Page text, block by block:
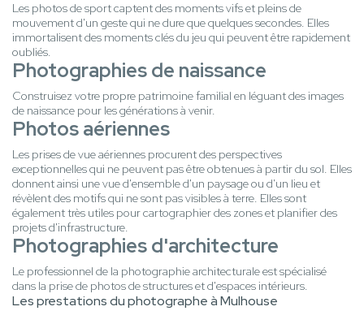
Les photos de sport captent des moments vifs et pleins de
mouvement d'un geste qui ne dure que quelques secondes. Elles
immortalisent des moments clés du jeu qui peuvent être rapidement
oubliés.
Photographies de naissance
Construisez votre propre patrimoine familial en léguant des images
de naissance pour les générations à venir.
Photos aériennes
Les prises de vue aériennes procurent des perspectives
exceptionnelles qui ne peuvent pas être obtenues à partir du sol. Elles
donnent ainsi une vue d'ensemble d'un paysage ou d'un lieu et
révèlent des motifs qui ne sont pas visibles à terre. Elles sont
également très utiles pour cartographier des zones et planifier des
projets d'infrastructure.
Photographies d'architecture
Le professionnel de la photographie architecturale est spécialisé
dans la prise de photos de structures et d'espaces intérieurs.
Les prestations du photographe à Mulhouse